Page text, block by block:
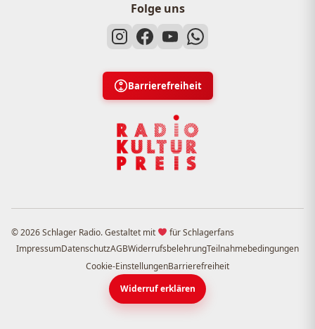
Folge uns
Barrierefreiheit
© 2026 Schlager Radio. Gestaltet mit
für Schlagerfans
ImpressumDatenschutzAGBWiderrufsbelehrungTeilnahmebedingungen
Cookie-EinstellungenBarrierefreiheit
Widerruf erklären